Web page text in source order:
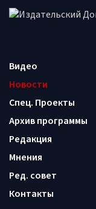
Видео
Новости
Спец. Проекты
Архив программы
Редакция
Мнения
Ред. совет
Контакты